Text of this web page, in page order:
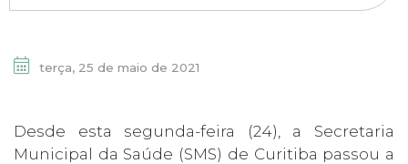
terça, 25 de maio de 2021
Desde esta segunda-feira (24), a Secretaria
Municipal da Saúde (SMS) de Curitiba passou a